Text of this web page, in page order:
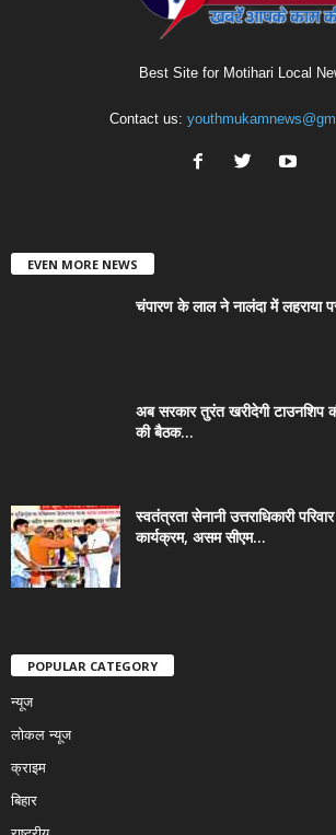
Best Site for Motihari Local
Contact us:
EVEN MORE NEWS
चंपारण के लाल ने नालंदा में लहराया
अब सरकार तुरंत खरीदेगी टाउनशिप
की बैठक...
स्वतंत्रता सेनानी उत्तराधिकारी
कार्यक्रम, असम सीएम...
POPULAR CATEGORY
न्यूज
लोकल न्यूज
क्राइम
बिहार